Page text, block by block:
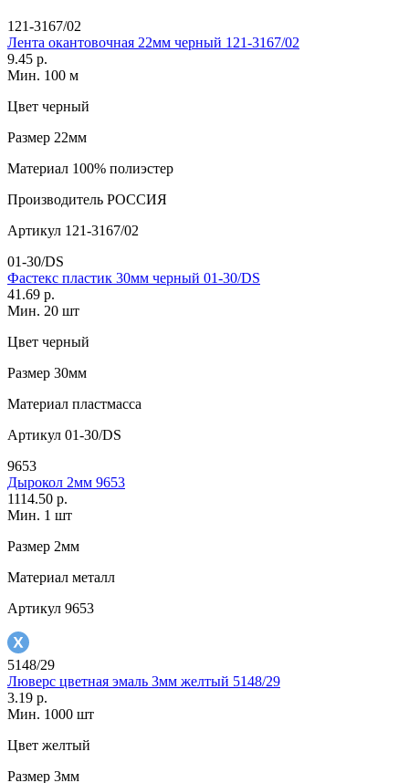
121-3167/02
Лента окантовочная 22мм черный 121-3167/02
9.45 р.
Мин. 100 м
Цвет черный
Размер 22мм
Материал 100% полиэстер
Производитель РОССИЯ
Артикул 121-3167/02
01-30/DS
Фастекс пластик 30мм черный 01-30/DS
41.69 р.
Мин. 20 шт
Цвет черный
Размер 30мм
Материал пластмасса
Артикул 01-30/DS
9653
Дырокол 2мм 9653
1114.50 р.
Мин. 1 шт
Размер 2мм
Материал металл
Артикул 9653
5148/29
Люверс цветная эмаль 3мм желтый 5148/29
3.19 р.
Мин. 1000 шт
Цвет желтый
Размер 3мм